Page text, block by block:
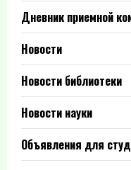
Дневник приемной
Новости
Новости библиотеки
Новости науки
Объявления для